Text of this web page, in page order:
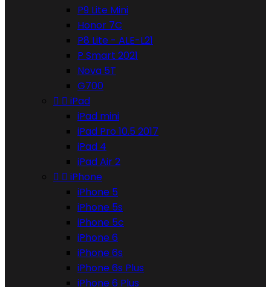
P9 Lite Mini
Honor 7C
P8 Lite - ALE-L21
P Smart 2021
Nova 5T
G700
  iPad
iPad mini
iPad Pro 10.5 2017
iPad 4
iPad Air 2
  iPhone
iPhone 5
iPhone 5s
iPhone 5c
iPhone 6
iPhone 6s
iPhone 6s Plus
iPhone 6 Plus